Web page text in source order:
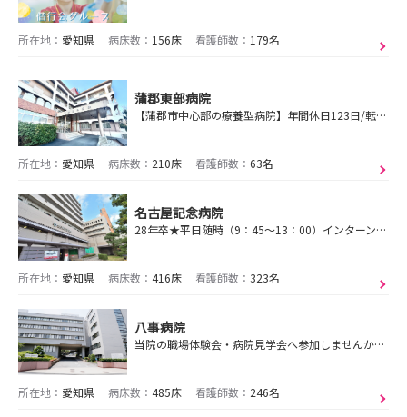
所在地： 愛知県 病床数： 156床 看護師数： 179名
蒲郡東部病院
【蒲郡市中心部の療養型病院】年間休日123日/転勤無し/残業ほぼなし/有給取得率90％以上/プライベートを充実させ、安定した働き方をしてみませんか？
所在地： 愛知県 病床数： 210床 看護師数： 63名
名古屋記念病院
28年卒★平日随時（9：45～13：00）インターンシップ開催中！ご興味ある方はぜひご応募ください♪
所在地： 愛知県 病床数： 416床 看護師数： 323名
八事病院
当院の職場体験会・病院見学会へ参加しませんか？ 2027年卒の方の採用試験も個別対応しています。
所在地： 愛知県 病床数： 485床 看護師数： 246名